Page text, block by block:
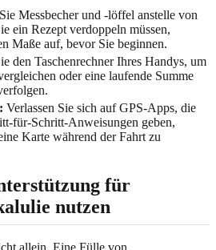
Messbecher und -löffel anstelle von
ein Rezept verdoppeln müssen,
Maße auf, bevor Sie beginnen.
den Taschenrechner Ihres Handys, um
oder eine laufende Summe
Verlassen Sie sich auf GPS-Apps, die
für-Schritt-Anweisungen geben,
Karte während der Fahrt zu
für
nutzen